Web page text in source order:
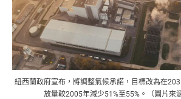
紐西蘭政府宣布，將調整氣候承諾，目標改為在
放量較2005年減少51%至55%。（圖片來